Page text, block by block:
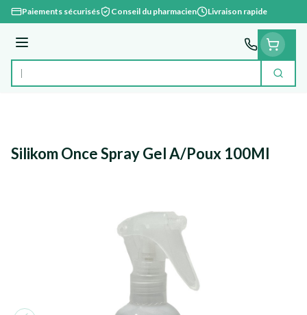
Aller au contenu
Paiements sécurisés Conseil du pharmacien Livraison rapide
Menu
Rechercher
Silikom Once Spray Gel A/Poux 100Ml